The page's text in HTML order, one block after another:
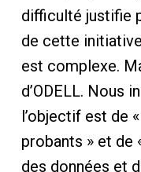
difficulté justifie
de cette
est complexe.
d’ODELL. Nous
l’objectif est de
probants » et
des données et